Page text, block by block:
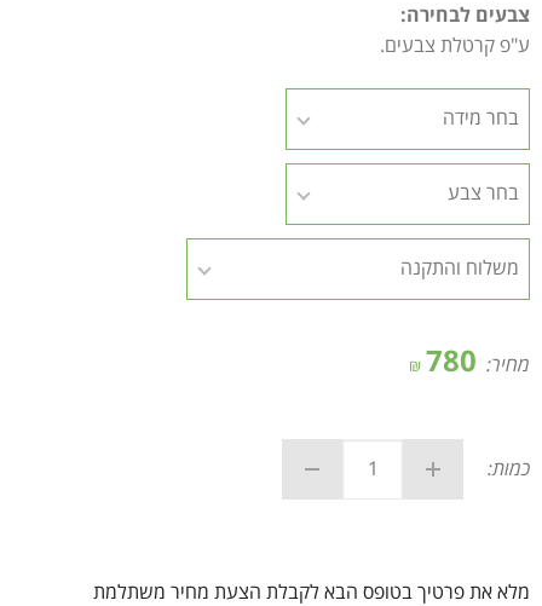
צבעים לבחירה:
ע"פ קרטלת צבעים.
מחיר: 780
₪
כמות:
מלא את פרטיך בטופס הבא לקבלת הצעת מחיר משתלמת